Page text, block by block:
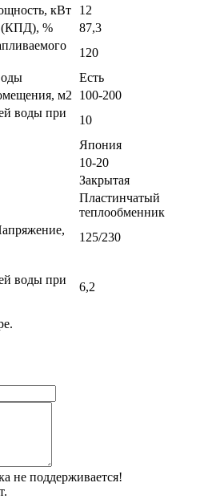
кВт
12
(КПД), %
87,3
120
Есть
м2
100-200
воды при
10
Япония
10-20
Закрытая
Пластинчатый
теплообменник
125/230
воды при
6,2
не поддерживается!